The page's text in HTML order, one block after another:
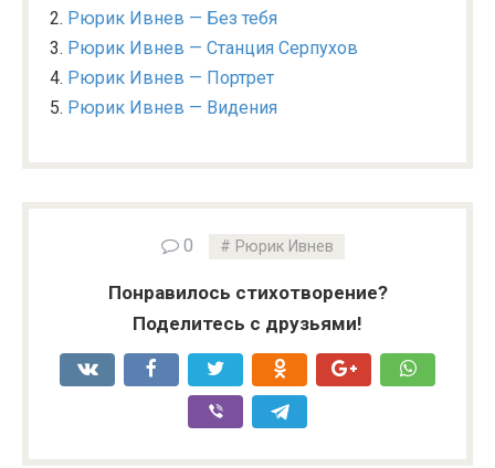
Рюрик Ивнев — Без тебя
Рюрик Ивнев — Станция Серпухов
Рюрик Ивнев — Портрет
Рюрик Ивнев — Видения
0 Рюрик Ивнев
Понравилось стихотворение?
Поделитесь с друзьями!